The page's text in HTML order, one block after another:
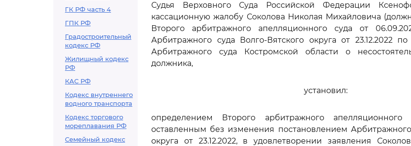
ГК РФ часть 4
ГПК РФ
Градостроительный
кодекс РФ
Жилищный кодекс
РФ
КАС РФ
Кодекс внутреннего
водного транспорта
Кодекс торгового
мореплавания РФ
Семейный кодекс
Судья Верховного Суда Российской Федерации
кассационную жалобу Соколова Николая Михайловича
Второго арбитражного апелляционного суда от
Арбитражного суда Волго-Вятского округа от 23.12.2022 по
Арбитражного суда Костромской области о
должника,
установил:
определением Второго арбитражного апелляционного
оставленным без изменения постановлением Арбитражного
округа от 23.12.2022, в удовлетворении заявления